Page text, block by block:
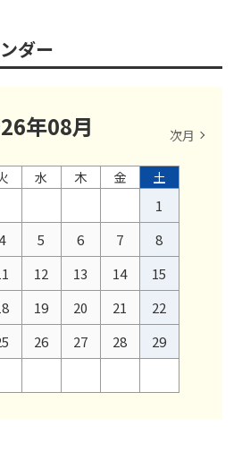
ダー
年08月 次月
水 木 金
土
1
5 6 7
8
12 13 14
15
19 20 21
22
26 27 28
29